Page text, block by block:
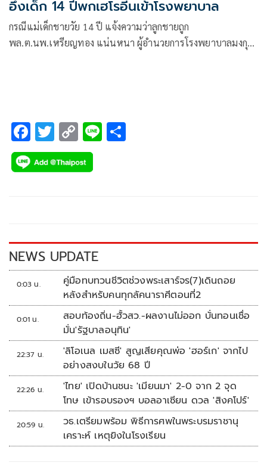
อึ้งเด็ก 14 ปีพกเฮโรอีนเข้าโรงพยาบาล
กรณีแม่เด็กชายวัย 14 ปี แจ้งความว่าลูกชายถูก
พล.ต.นพ.เหรียญทอง แน่นหนา ผู้อำนวยการโรงพยาบาลมงกุฎ
F
ac
e
k
T
wi
tt
C
o
p
k
Li
NEWS UPDATE
0:03 น.
คู่มือทบทวนชีวิตช่วงพระเสาร์จร(7)เดินถอย
หลังสำหรับคนทุกลัคนาราศีตอนที่2
0:01 น.
สอบท้องถิ่น-ฮั้วสว.-ผลงานไม่ออก บั่นทอนเชื่อ
มั่น'รัฐบาลอนุทิน'
22:37 น.
'ลิโอเนล เมสซี' สูญเสียคุณพ่อ 'ฮอร์เก' จากไป
อย่างสงบในวัย 68 ปี
22:26 น.
'ไทย' เปิดบ้านชนะ 'เมียนมา' 2-0 จาก 2 จุด
โทษ เข้ารอบรองฯ บอลอาเซียน ดวล 'สิงคโปร์'
20:59 น.
วธ.เตรียมพร้อม พิธีการศพในพระบรมราชานุ
เคราะห์ เหตุยิงในโรงเรียน